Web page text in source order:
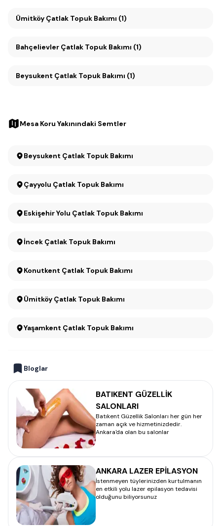
Ümitköy Çatlak Topuk Bakımı (1)
Bahçelievler Çatlak Topuk Bakımı (1)
Beysukent Çatlak Topuk Bakımı (1)
Mesa Koru Yakınındaki Semtler
Beysukent Çatlak Topuk Bakımı
Çayyolu Çatlak Topuk Bakımı
Eskişehir Yolu Çatlak Topuk Bakımı
İncek Çatlak Topuk Bakımı
Konutkent Çatlak Topuk Bakımı
Ümitköy Çatlak Topuk Bakımı
Yaşamkent Çatlak Topuk Bakımı
Bloglar
BATIKENT GÜZELLİK
SALONLARI
Batıkent Güzellik Salonları her gün her
zaman açık ve hizmetinizdedir.
Ankara'da olan bu salonlar
ANKARA LAZER EPİLASYON
İstenmeyen tüylerinizden kurtulmanın
en etkili yolu lazer epilasyon tedavisi
olduğunu biliyorsunuz